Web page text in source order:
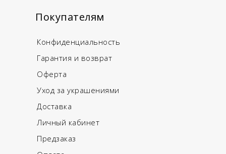
Покупателям
Конфиденциальность
Гарантия и возврат
Оферта
Уход за украшениями
Доставка
Личный кабинет
Предзаказ